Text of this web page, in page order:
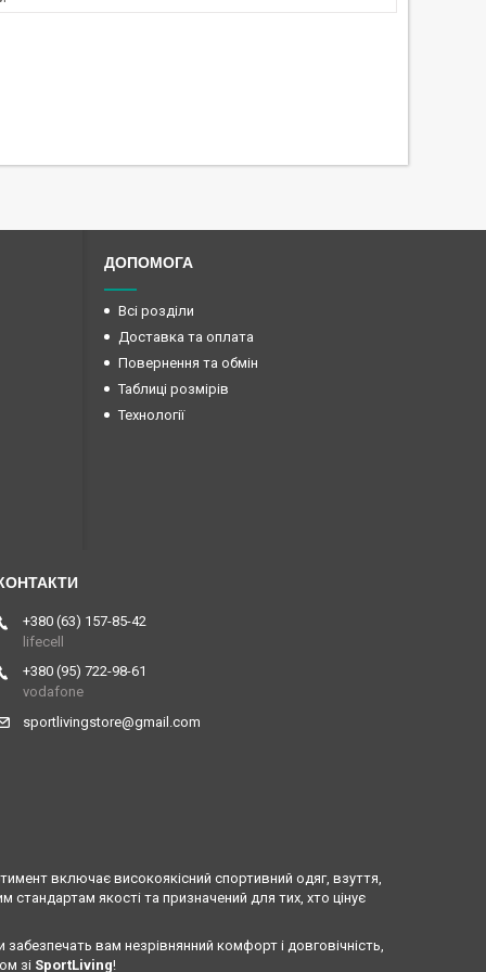
ДОПОМОГА
Всі розділи
Доставка та оплата
Повернення та обмін
Таблиці розмірів
Технології
+380 (63) 157-85-42
lifecell
+380 (95) 722-98-61
vodafone
sportlivingstore@gmail.com
включає високоякісний спортивний одяг, взуття,
якості та призначений для тих, хто цінує
вам незрівнянний комфорт і довговічність,
зі SportLiving!